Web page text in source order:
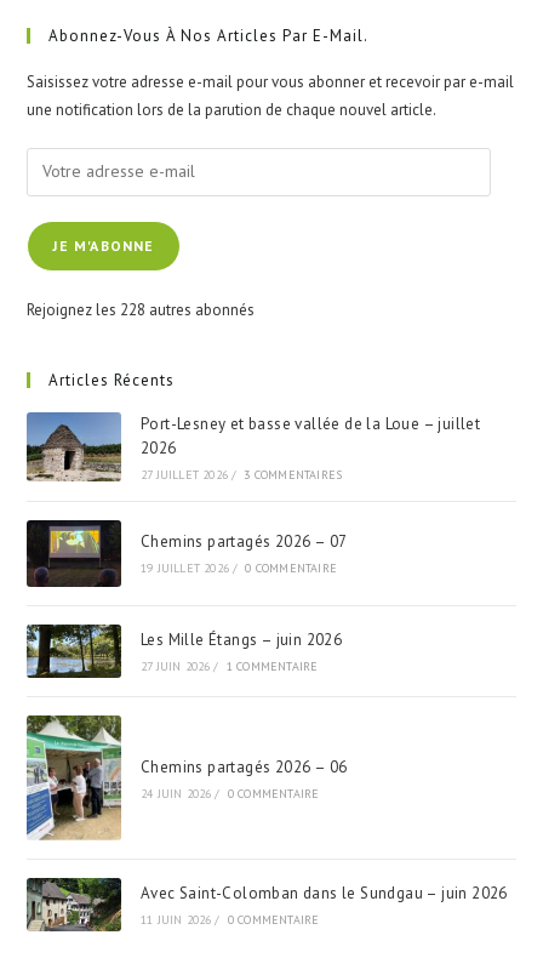
Abonnez-Vous À Nos Articles Par E-Mail.
Saisissez votre adresse e-mail pour vous abonner et recevoir par e-mail
une notification lors de la parution de chaque nouvel article.
Votre
adresse
e-
mailJE M'ABONNE
Rejoignez les 228 autres abonnés
Articles Récents
Port-Lesney et basse vallée de la Loue – juillet
2026
27 JUILLET 2026 / 3 COMMENTAIRES
Chemins partagés 2026 – 07
19 JUILLET 2026 / 0 COMMENTAIRE
Les Mille Étangs – juin 2026
27 JUIN 2026 / 1 COMMENTAIRE
Chemins partagés 2026 – 06
24 JUIN 2026 / 0 COMMENTAIRE
Avec Saint-Colomban dans le Sundgau – juin 2026
11 JUIN 2026 / 0 COMMENTAIRE